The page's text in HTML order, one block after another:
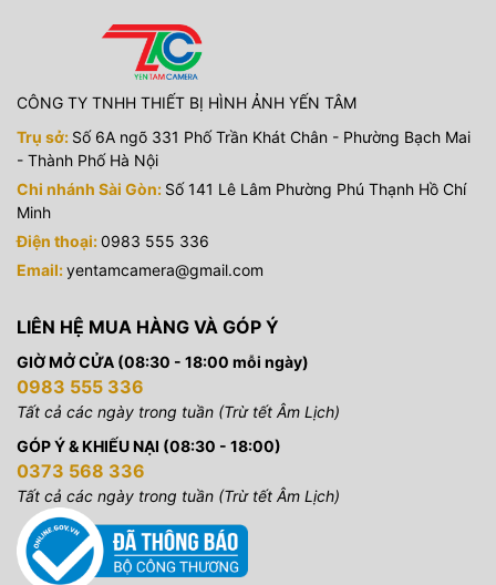
CÔNG TY TNHH THIẾT BỊ HÌNH ẢNH YẾN TÂM
Trụ sở: Số 6A ngõ 331 Phố Trần Khát Chân - Phường Bạch Mai
- Thành Phố Hà Nội
Chi nhánh Sài Gòn: Số 141 Lê Lâm Phường Phú Thạnh Hồ Chí
Minh
Điện thoại:0983 555 336
Email:yentamcamera@gmail.com
LIÊN HỆ MUA HÀNG VÀ GÓP Ý
GIỜ MỞ CỬA (08:30 - 18:00 mỗi ngày)
0983 555 336
Tất cả các ngày trong tuần (Trừ tết Âm Lịch)
GÓP Ý & KHIẾU NẠI (08:30 - 18:00)
0373 568 336
Tất cả các ngày trong tuần (Trừ tết Âm Lịch)